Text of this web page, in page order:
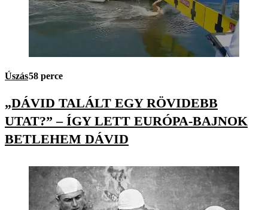
Úszás58 perce
„DÁVID TALÁLT EGY RÖVIDEBB
UTAT?” – ÍGY LETT EURÓPA-BAJNOK
BETLEHEM DÁVID